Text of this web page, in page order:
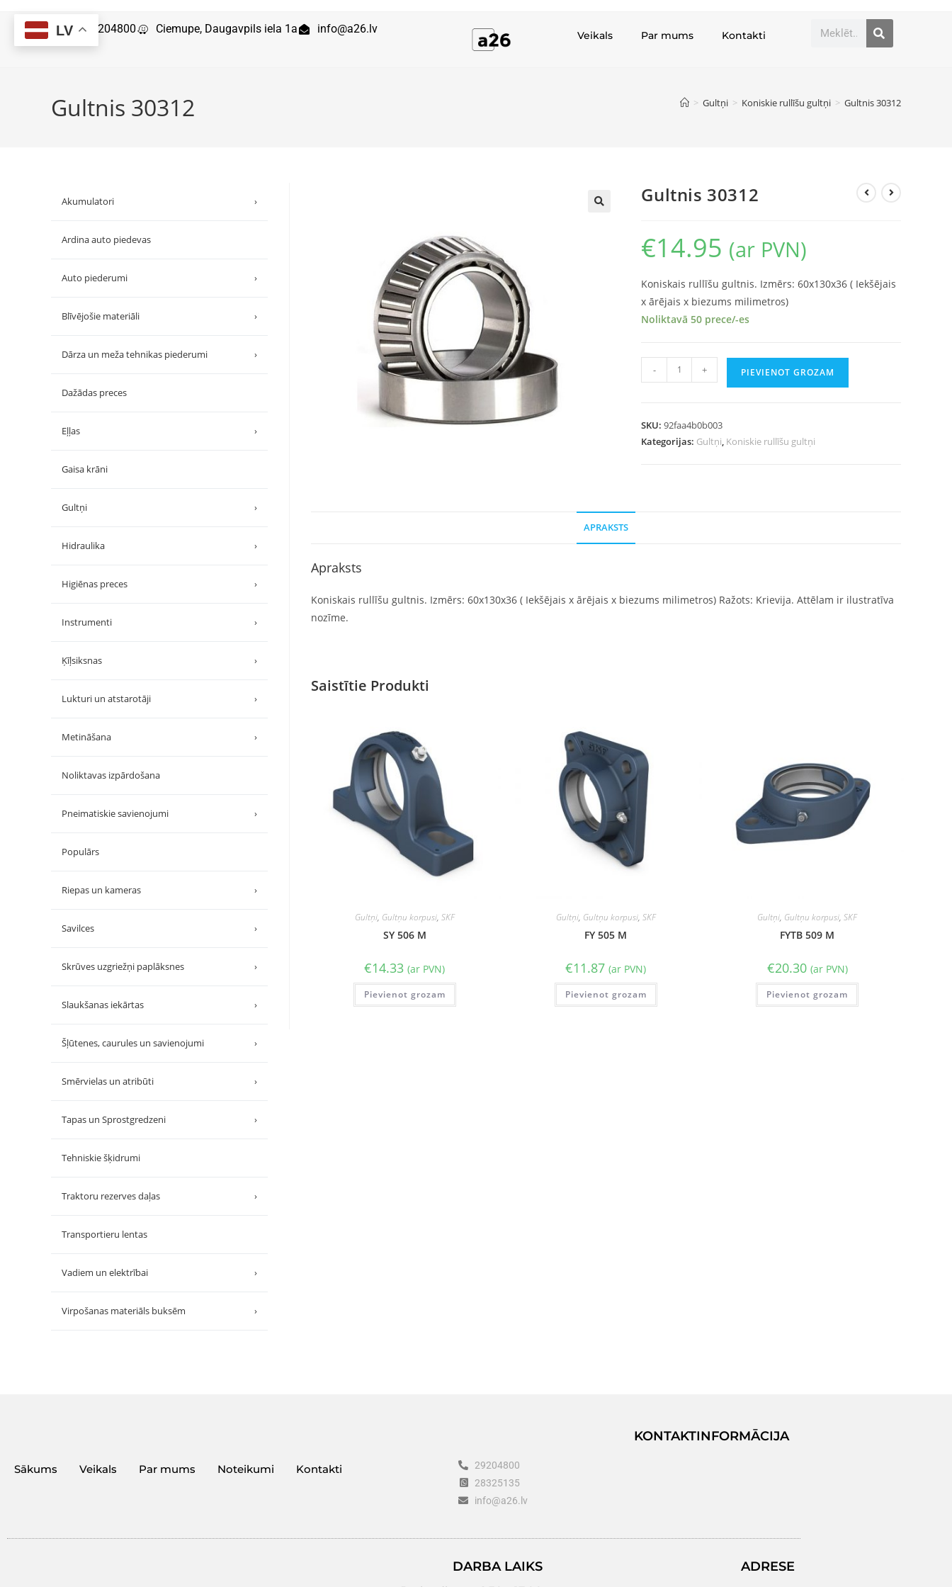
29204800 Ciemupe, Daugavpils iela 1a info@a26.lv Veikals Par mums Kontakti
Gultnis 30312 > Gultņi > Koniskie rullīšu gultņi > Gultnis 30312
Gultnis 30312
€14.95 (ar PVN)
Koniskais rullīšu gultnis. Izmērs: 60x130x36 ( Iekšējais
x ārējais x biezums milimetros)
Noliktavā 50 prece/-es
- + PIEVIENOT GROZAM
SKU:92faa4b0b003
Kategorijas: Gultņi, Koniskie rullīšu gultņi
APRAKSTS
Apraksts
Koniskais rullīšu gultnis. Izmērs: 60x130x36 ( Iekšējais x ārējais x biezums milimetros) Ražots: Krievija. Attēlam ir ilustratīva
nozīme.
Saistītie Produkti
Gultņi, Gultņu korpusi, SKF
SY 506 M
€14.33 (ar PVN)
Pievienot grozam
Gultņi, Gultņu korpusi, SKF
FY 505 M
€11.87 (ar PVN)
Pievienot grozam
Gultņi, Gultņu korpusi,SKF
FYTB 509 M
€20.30 (ar PVN)
Pievienot grozam
Akumulatori ›
Ardina auto piedevas
Auto piederumi ›
Blīvējošie materiāli ›
Dārza un meža tehnikas piederumi ›
Dažādas preces
Eļļas ›
Gaisa krāni
Gultņi ›
Hidraulika ›
Higiēnas preces ›
Instrumenti ›
Ķīļsiksnas ›
Lukturi un atstarotāji ›
Metināšana ›
Noliktavas izpārdošana
Pneimatiskie savienojumi ›
Populārs
Riepas un kameras ›
Savilces ›
Skrūves uzgriežņi paplāksnes ›
Slaukšanas iekārtas ›
Šļūtenes, caurules un savienojumi ›
Smērvielas un atribūti ›
Tapas un Sprostgredzeni ›
Tehniskie šķidrumi
Traktoru rezerves daļas ›
Transportieru lentas
Vadiem un elektrībai ›
Virpošanas materiāls buksēm ›
Sākums Veikals Par mums Noteikumi Kontakti
KONTAKTINFORMĀCIJA
29204800
28325135
info@a26.lv
DARBA LAIKS ADRESE
LV